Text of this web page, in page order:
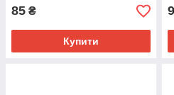
85 ₴
Купити